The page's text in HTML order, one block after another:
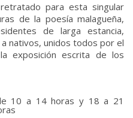
para esta singular
de la poesía malagueña,
de larga estancia,
nativos, unidos todos por el
exposición escrita de los
10 a 14 horas y 18 a 21